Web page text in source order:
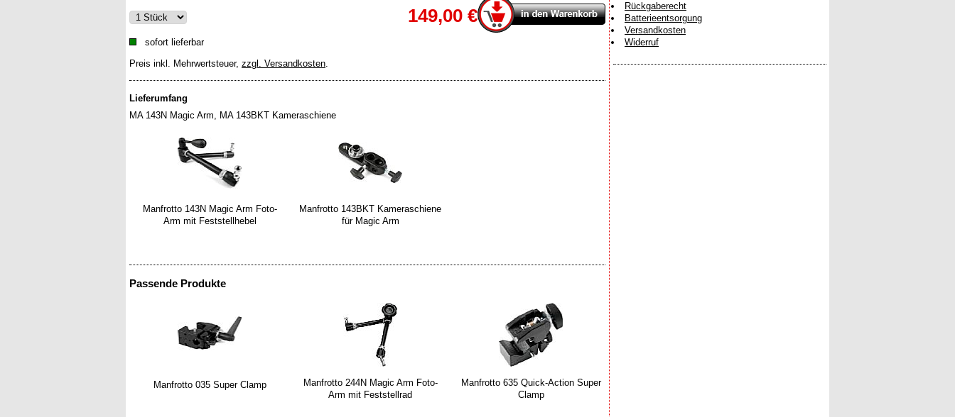
149,00 €
sofort lieferbar
Preis inkl. Mehrwertsteuer, zzgl. Versandkosten
Lieferumfang
MA 143N Magic Arm, MA 143BKT Kameraschiene
Manfrotto 143N Magic Arm Foto-
Arm mit Feststellhebel
Manfrotto 143BKT Kameraschiene
für Magic Arm
Passende Produkte
Manfrotto 035 Super Clamp
Manfrotto 244N Magic Arm Foto-
Arm mit Feststellrad
Manfrotto 635 Quick-Action Super
Clamp
Rückgaberecht
Batterieentsorgung
Versandkosten
Widerruf